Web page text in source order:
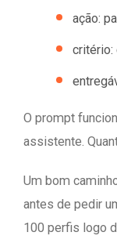
ação:
critério:
O prompt
assistente.
Um bom
antes de pedir
100 perfis logo